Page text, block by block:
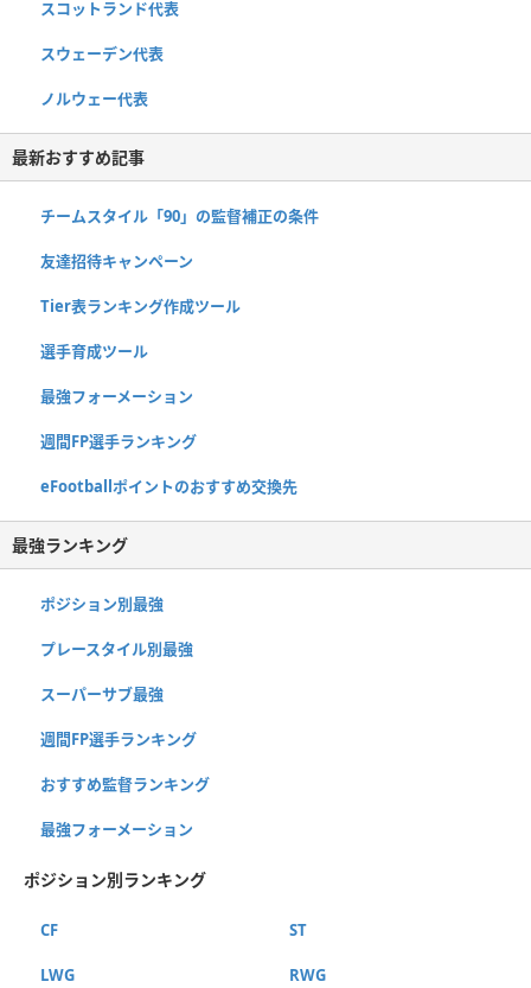
スコットランド代表
スウェーデン代表
ノルウェー代表
最新おすすめ記事
チームスタイル「90」の監督補正の条件
友達招待キャンペーン
Tier表ランキング作成ツール
選手育成ツール
最強フォーメーション
週間FP選手ランキング
eFootballポイントのおすすめ交換先
最強ランキング
ポジション別最強
プレースタイル別最強
スーパーサブ最強
週間FP選手ランキング
おすすめ監督ランキング
最強フォーメーション
ポジション別ランキング
CF ST
LWG RWG